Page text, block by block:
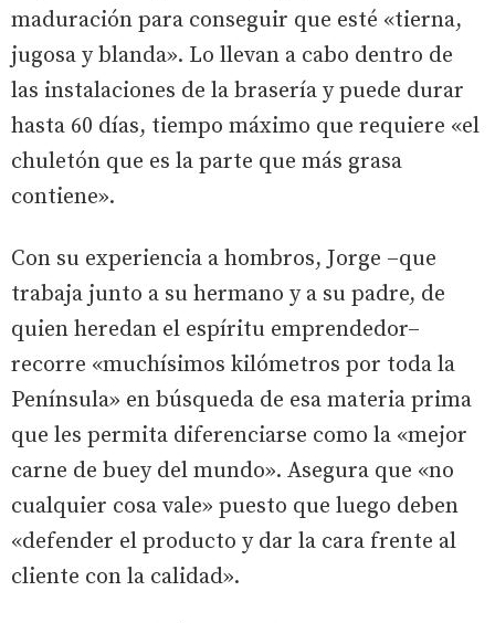
maduración para conseguir que esté «tierna,
jugosa y blanda». Lo llevan a cabo dentro de
las instalaciones de la brasería y puede durar
hasta 60 días, tiempo máximo que requiere «el
chuletón que es la parte que más grasa
contiene».
Con su experiencia a hombros, Jorge –que
trabaja junto a su hermano y a su padre, de
quien heredan el espíritu emprendedor–
recorre «muchísimos kilómetros por toda la
Península» en búsqueda de esa materia prima
que les permita diferenciarse como la «mejor
carne de buey del mundo». Asegura que «no
cualquier cosa vale» puesto que luego deben
«defender el producto y dar la cara frente al
cliente con la calidad».